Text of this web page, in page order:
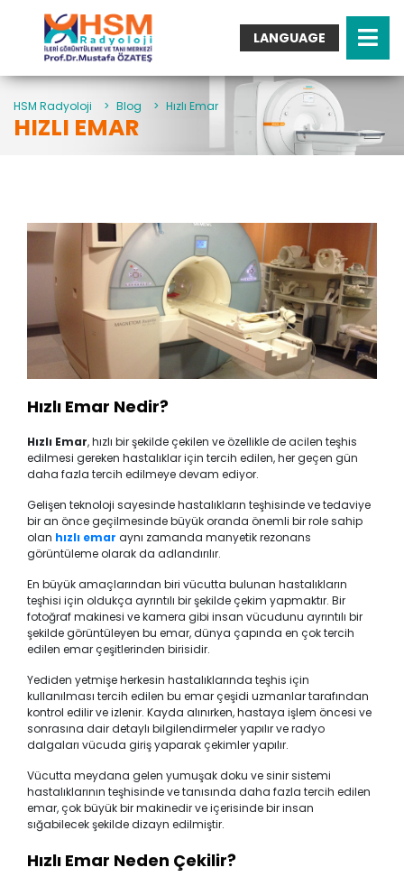
LANGUAGE
Turkish
English
Arabic
German
Spanish
Bulgarian
HSM Radyoloji > Blog > Hızlı Emar
HIZLI EMAR
Hızlı Emar Nedir?
Hızlı Emar, hızlı bir şekilde çekilen ve özellikle de acilen teşhis
edilmesi gereken hastalıklar için tercih edilen, her geçen gün
daha fazla tercih edilmeye devam ediyor.
Gelişen teknoloji sayesinde hastalıkların teşhisinde ve tedaviye
bir an önce geçilmesinde büyük oranda önemli bir role sahip
olan hızlı emar aynı zamanda manyetik rezonans
görüntüleme olarak da adlandırılır.
En büyük amaçlarından biri vücutta bulunan hastalıkların
teşhisi için oldukça ayrıntılı bir şekilde çekim yapmaktır. Bir
fotoğraf makinesi ve kamera gibi insan vücudunu ayrıntılı bir
şekilde görüntüleyen bu emar, dünya çapında en çok tercih
edilen emar çeşitlerinden birisidir.
Yediden yetmişe herkesin hastalıklarında teşhis için
kullanılması tercih edilen bu emar çeşidi uzmanlar tarafından
kontrol edilir ve izlenir. Kayda alınırken, hastaya işlem öncesi ve
sonrasına dair detaylı bilgilendirmeler yapılır ve radyo
dalgaları vücuda giriş yaparak çekimler yapılır.
Vücutta meydana gelen yumuşak doku ve sinir sistemi
hastalıklarının teşhisinde ve tanısında daha fazla tercih edilen
emar, çok büyük bir makinedir ve içerisinde bir insan
sığabilecek şekilde dizayn edilmiştir.
Hızlı Emar Neden Çekilir?